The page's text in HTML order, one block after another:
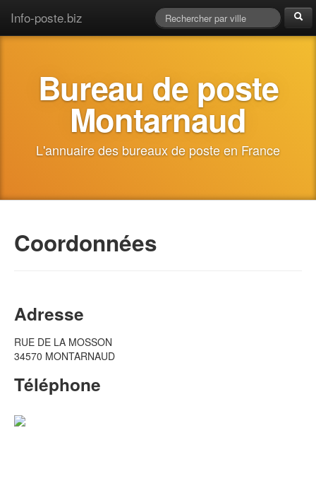
Info-poste.biz
Bureau de poste
Montarnaud
L'annuaire des bureaux de poste en France
Coordonnées
Adresse
RUE DE LA MOSSON
34570 MONTARNAUD
Téléphone